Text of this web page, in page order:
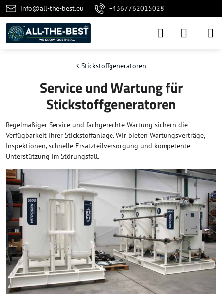
info@all-the-best.eu +4367762015028
Stickstoffgeneratoren
Service und Wartung für
Stickstoffgeneratoren
Regelmäßiger Service und fachgerechte Wartung sichern die
Verfügbarkeit Ihrer Stickstoffanlage. Wir bieten Wartungsverträge,
Inspektionen, schnelle Ersatzteilversorgung und kompetente
Unterstützung im Störungsfall.